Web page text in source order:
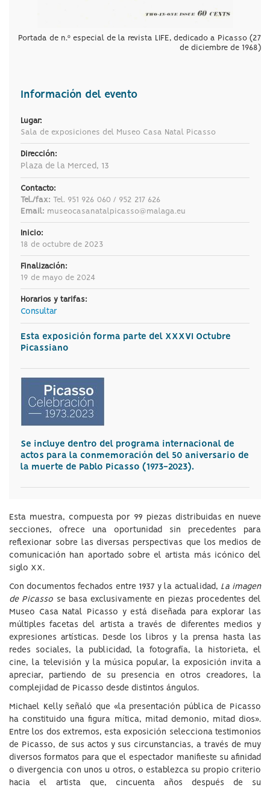
Portada de n.º especial de la revista LIFE, dedicado a Picasso (27
de diciembre de 1968)
Información del evento
Lugar:
Sala de exposiciones del Museo Casa Natal Picasso
Dirección:
Plaza de la Merced, 13
Contacto:
Tel./fax: Tel. 951 926 060 / 952 217 626
Email: museocasanatalpicasso@malaga.eu
Inicio:
18 de octubre de 2023
Finalización:
19 de mayo de 2024
Horarios y tarifas:
Consultar
Esta exposición forma parte del XXXVI Octubre
Picassiano
Se incluye dentro del programa internacional de
actos para la conmemoración del 50 aniversario de
la muerte de Pablo Picasso (1973-2023).
Esta muestra, compuesta por 99 piezas distribuidas en nueve
secciones, ofrece una oportunidad sin precedentes para
reflexionar sobre las diversas perspectivas que los medios de
comunicación han aportado sobre el artista más icónico del
siglo XX.
Con documentos fechados entre 1937 y la actualidad, La imagen
de Picasso se basa exclusivamente en piezas procedentes del
Museo Casa Natal Picasso y está diseñada para explorar las
múltiples facetas del artista a través de diferentes medios y
expresiones artísticas. Desde los libros y la prensa hasta las
redes sociales, la publicidad, la fotografía, la historieta, el
cine, la televisión y la música popular, la exposición invita a
apreciar, partiendo de su presencia en otros creadores, la
complejidad de Picasso desde distintos ángulos.
Michael Kelly señaló que «la presentación pública de Picasso
ha constituido una figura mítica, mitad demonio, mitad dios».
Entre los dos extremos, esta exposición selecciona testimonios
de Picasso, de sus actos y sus circunstancias, a través de muy
diversos formatos para que el espectador manifieste su afinidad
o divergencia con unos u otros, o establezca su propio criterio
hacia el artista que, cincuenta años después de su